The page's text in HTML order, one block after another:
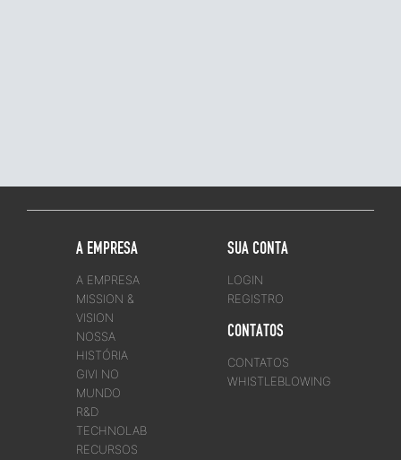
A EMPRESA
A EMPRESA
MISSION &
VISION
NOSSA
HISTÓRIA
GIVI NO
MUNDO
R&D
TECHNOLAB
RECURSOS
SUA CONTA
LOGIN
REGISTRO
CONTATOS
CONTATOS
WHISTLEBLOWING